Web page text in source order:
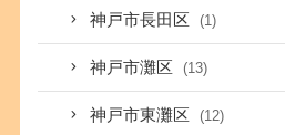
神戸市長田区 (1)
神戸市灘区 (13)
神戸市東灘区 (12)